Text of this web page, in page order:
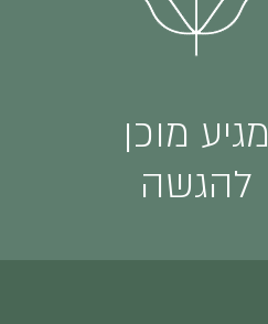
מגיע מוכן
להגשה